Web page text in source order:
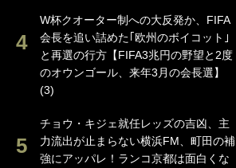
W杯クオーター制への大反発か、FIFA
会長を追い詰めた｢欧州のボイコット｣
と再選の行方【FIFA3兆円の野望と2度
のオウンゴール、来年3月の会長選】
(3)
チョウ・キジェ就任レッズの吉凶、主
力流出が止まらない横浜FM、町田の補
強にアッパレ！ランコ京都は面白くな